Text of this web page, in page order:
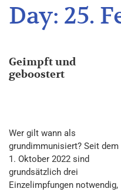
Day: 25.
Geimpft und
geboostert
Wer gilt wann als
grundimmunisiert? Seit dem
1. Oktober 2022 sind
grundsätzlich drei
Einzelimpfungen notwendig,